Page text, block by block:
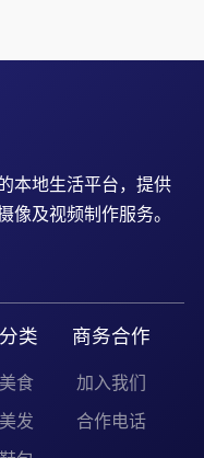
本地生活平台，提供
像及视频制作服务。
类
食
发
商务合作
加入我们
合作电话